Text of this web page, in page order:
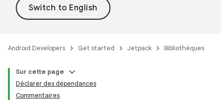
Android Developers Get started Jetpack Bibliothèques
Sur cette page
Déclarer des dépendances
Commentaires